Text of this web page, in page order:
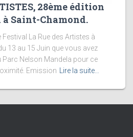
28ème édition
à Saint-Chamond.
La Rue des Artistes à
13 au 15 Juin que vous avez
Parc Nelson Mandela pour ce
Emission
Lire la suite…